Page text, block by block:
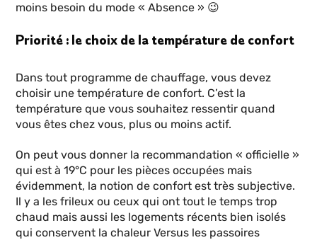
moins besoin du mode « Absence » 😉
Priorité : le choix de la température de confort
Dans tout programme de chauffage, vous devez
choisir une température de confort. C’est la
température que vous souhaitez ressentir quand
vous êtes chez vous, plus ou moins actif.
On peut vous donner la recommandation « officielle »
qui est à 19°C pour les pièces occupées mais
évidemment, la notion de confort est très subjective.
Il y a les frileux ou ceux qui ont tout le temps trop
chaud mais aussi les logements récents bien isolés
qui conservent la chaleur Versus les passoires